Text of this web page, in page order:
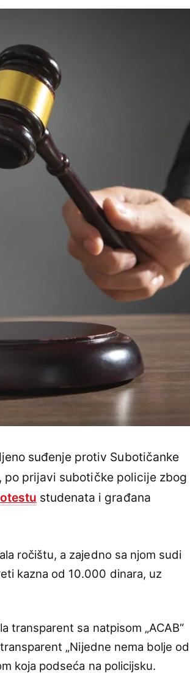
suđenje protiv Subotičanke
po prijavi subotičke policije zbog
studenata i građana
ročištu, a zajedno sa njom sudi
kazna od 10.000 dinara, uz
transparent sa natpisom „ACAB“
„Nijedne nema bolje od
koja podseća na policijsku.